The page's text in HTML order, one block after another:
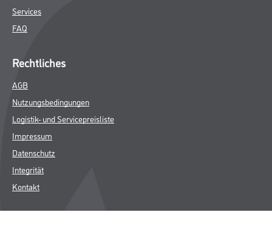
Services
FAQ
Rechtliches
AGB
Nutzungsbedingungen
Logistik- und Servicepreisliste
Impressum
Datenschutz
Integrität
Kontakt